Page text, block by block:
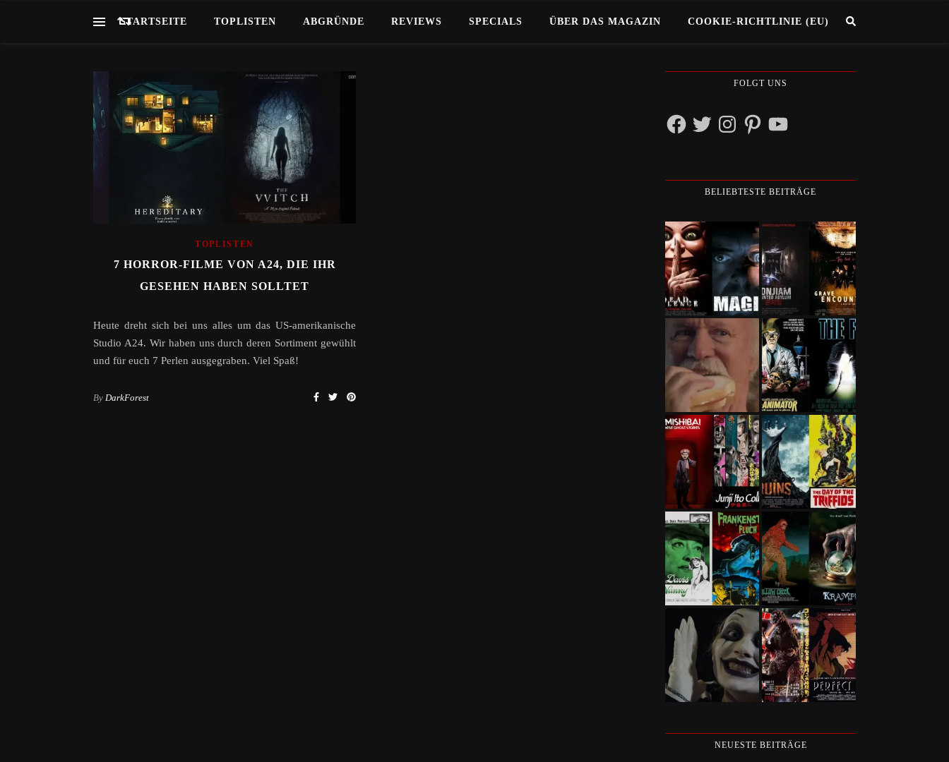
STARTSEITE TOPLISTEN ABGRÜNDE REVIEWS SPECIALS ÜBER DAS MAGAZIN COOKIE-RICHTLINIE (EU)
TOPLISTEN
7 HORROR-FILME VON A24, DIE IHR
GESEHEN HABEN SOLLTET
Heute dreht sich bei uns alles um das US-amerikanische
Studio A24. Wir haben uns durch deren Sortiment gewühlt
und für euch 7 Perlen ausgegraben. Viel Spaß!
By DarkForest
FOLGT UNS
FacebookTwitterInstagramPinterestYouTube
BELIEBTESTE BEITRÄGE
NEUESTE BEITRÄGE